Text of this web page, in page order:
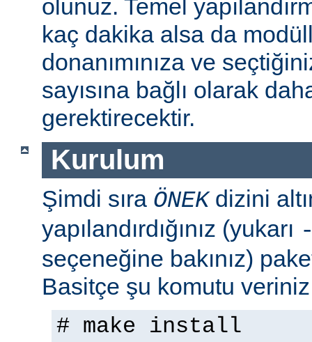
olunuz. Temel
kaç dakika alsa da
donanımınıza ve
sayısına bağlı olarak
gerektirecektir.
Kurulum
Şimdi sıra ÖNEKdizini
yapılandırdığınız (yukarı
seçeneğine bakınız)
Basitçe şu komutu
# make install